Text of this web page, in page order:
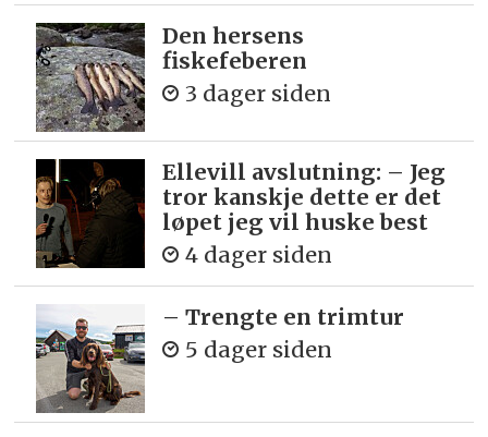
Den hersens
fiskefeberen
3 dager siden
Ellevill avslutning: – Jeg
tror kanskje dette er det
løpet jeg vil huske best
4 dager siden
– Trengte en trimtur
5 dager siden